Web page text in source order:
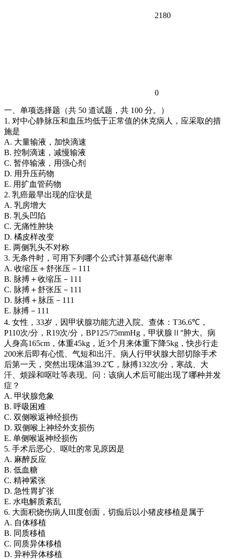
2180
0
一、单项选择题（共 50 道试题，共 100 分。）
1. 对中心静脉压和血压均低于正常值的休克病人，应采取的措
施是
A. 大量输液，加快滴速
B. 控制滴速，减慢输液
C. 暂停输液，用强心剂
D. 用升压药物
E. 用扩血管药物
2. 乳癌最早出现的症状是
A. 乳房增大
B. 乳头凹陷
C. 无痛性肿块
D. 橘皮样改变
E. 两侧乳头不对称
3. 无条件时，可用下列哪个公式计算基础代谢率
A. 收缩压＋舒张压－111
B. 脉搏＋收缩压－111
C. 脉搏＋舒张压－111
D. 脉搏＋脉压－111
E. 脉搏－111
4. 女性，33岁，因甲状腺功能亢进入院。查体：T36.6℃，
P110次/分，R19次/分，BP125/75mmHg，甲状腺Ⅱ°肿大。病
人身高165cm，体重45kg，近3个月来体重下降5kg，快步行走
200米后即有心慌、气短和出汗。病人行甲状腺大部切除手术
后第一天，突然出现体温39.2℃，脉搏132次/分，寒战、大
汗、烦躁和呕吐等表现。问：该病人术后可能出现了哪种并发
症？
A. 甲状腺危象
B. 呼吸困难
C. 双侧喉返神经损伤
D. 双侧喉上神经外支损伤
E. 单侧喉返神经损伤
5. 手术后恶心、呕吐的常见原因是
A. 麻醉反应
B. 低血糖
C. 精神紧张
D. 急性胃扩张
E. 水电解质紊乱
6. 大面积烧伤病人III度创面，切痂后以小猪皮移植是属于
A. 自体移植
B. 同质移植
C. 同质异体移植
D. 异种异体移植